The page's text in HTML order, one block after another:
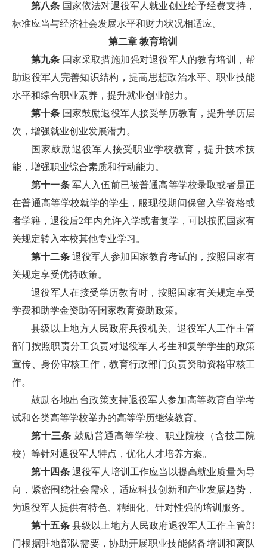
第八条 国家依法对退役军人就业创业给予经费支持，
标准应当与经济社会发展水平和财力状况相适应。
第二章 教育培训
第九条 国家采取措施加强对退役军人的教育培训，帮
助退役军人完善知识结构，提高思想政治水平、职业技能
水平和综合职业素养，提升就业创业能力。
第十条 国家鼓励退役军人接受学历教育，提升学历层
次，增强就业创业发展潜力。
国家鼓励退役军人接受职业学校教育，提升技术技
能，增强职业综合素质和行动能力。
第十一条军人入伍前已被普通高等学校录取或者是正
在普通高等学校就学的学生，服现役期间保留入学资格或
者学籍，退役后2年内允许入学或者复学，可以按照国家有
关规定转入本校其他专业学习。
第十二条退役军人参加国家教育考试的，按照国家有
关规定享受优待政策。
退役军人在接受学历教育时，按照国家有关规定享受
学费和助学金资助等国家教育资助政策。
县级以上地方人民政府兵役机关、退役军人工作主管
部门按照职责分工负责对退役军人考生和复学学生的政策
宣传、身份审核工作，教育行政部门负责资助资格审核工
作。
鼓励各地出台政策支持退役军人参加高等教育自学考
试和各类高等学校举办的高等学历继续教育。
第十三条 鼓励普通高等学校、职业院校（含技工院
校）等针对退役军人特点，优化人才培养方案。
第十四条退役军人培训工作应当以提高就业质量为导
向，紧密围绕社会需求，适应科技创新和产业发展趋势，
为退役军人提供有特色、精细化、针对性强的培训服务。
第十五条县级以上地方人民政府退役军人工作主管部
门根据驻地部队需要，协助开展职业技能储备培训和离队